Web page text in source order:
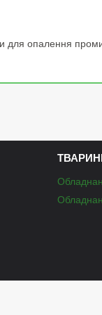
для опалення